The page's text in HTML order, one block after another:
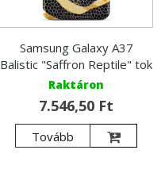
Samsung Galaxy A37
Balistic "Saffron Reptile" tok
Raktáron
7.546,50 Ft
Tovább